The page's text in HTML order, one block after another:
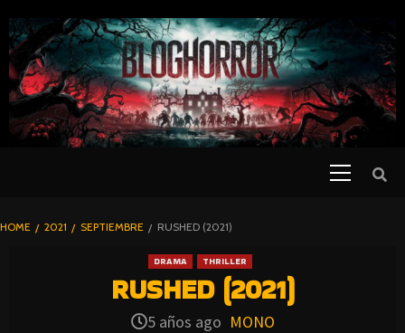
TO
CONTENT
BLOGHORROR
HOME 2021 SEPTIEMBRE RUSHED (2021)
DRAMA THRILLER
RUSHED (2021)
5 años ago MONO